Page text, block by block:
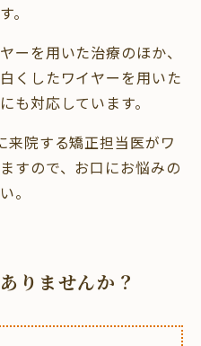
。
ーを用いた治療のほか、
くしたワイヤーを用いた
も対応しています。
院する矯正担当医がワ
すので、お口にお悩みの
。
りませんか？